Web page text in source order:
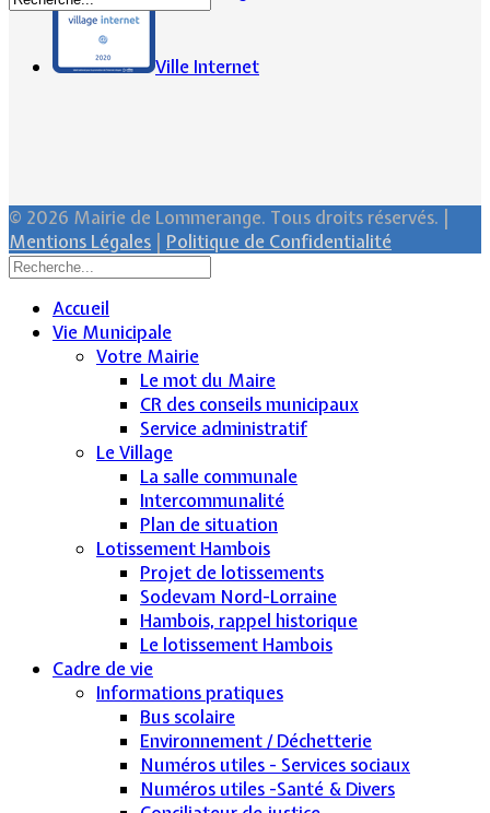
Ville Internet
© 2026 Mairie de Lommerange. Tous droits réservés. |
Mentions Légales
Politique de Confidentialité
Accueil
Vie Municipale
Votre Mairie
Le mot du Maire
CR des conseils municipaux
Service administratif
Le Village
La salle communale
Intercommunalité
Plan de situation
Lotissement Hambois
Projet de lotissements
Sodevam Nord-Lorraine
Hambois, rappel historique
Le lotissement Hambois
Cadre de vie
Informations pratiques
Bus scolaire
Environnement / Déchetterie
Numéros utiles - Services sociaux
Numéros utiles -Santé & Divers